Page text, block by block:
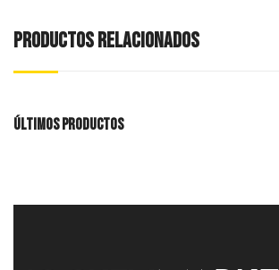
PRODUCTOS RELACIONADOS
ÚLTIMOS PRODUCTOS